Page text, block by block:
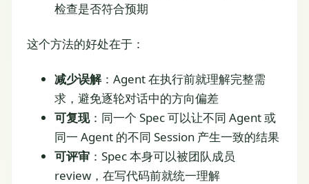
检查是否符合预期
这个方法的好处在于：
减少误解：Agent 在执行前就理解完整需
求，避免逐轮对话中的方向偏差
可复现：同一个 Spec 可以让不同 Agent 或
同一 Agent 的不同 Session 产生一致的结果
可评审 ：Spec 本身可以被团队成员
review，在写代码前就统一理解